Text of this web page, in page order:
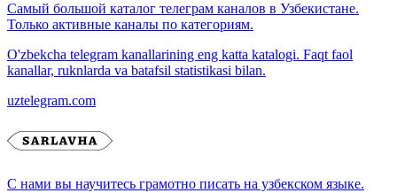
Самый большой каталог телеграм каналов в Узбекистане.
Только активные каналы по категориям.
O'zbekcha telegram kanallarining eng katta katalogi. Faqt faol
kanallar, ruknlarda va batafsil statistikasi bilan.
uztelegram.com
С нами вы научитесь грамотно писать на узбекском языке.